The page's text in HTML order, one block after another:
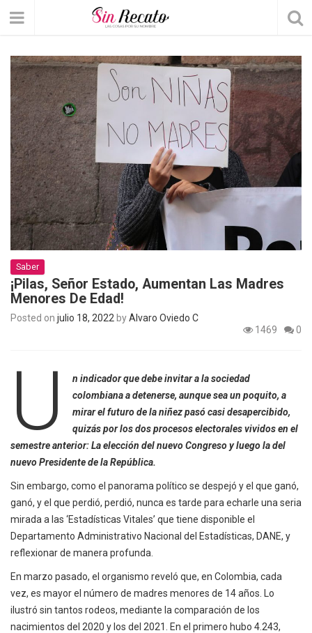
Saber
¡Pilas, Señor Estado, Aumentan Las Madres
Menores De Edad!
Posted on julio 18, 2022 byÁlvaro Oviedo C
1469
0
U
n indicador que debe invitar a la sociedad
colombiana a detenerse, aunque sea un poquito, a
mirar el futuro de la niñez pasó casi desapercibido,
quizás por los dos procesos electorales vividos en el
semestre anterior: La elección del nuevo Congreso y luego la del
nuevo Presidente de la República.
Sin embargo, como el panorama político se despejó y el que ganó,
ganó, y el que perdió, perdió, nunca es tarde para echarle una seria
mirada a las ‘Estadísticas Vitales’ que tiene disponible el
Departamento Administrativo Nacional del Estadísticas, DANE, y
reflexionar de manera profunda.
En marzo pasado, el organismo reveló que, en Colombia, cada
vez, es mayor el número de madres menores de 14 años. Lo
ilustró sin tantos rodeos, mediante la comparación de los
nacimientos del 2020 y los del 2021. En el primero hubo 4.243,